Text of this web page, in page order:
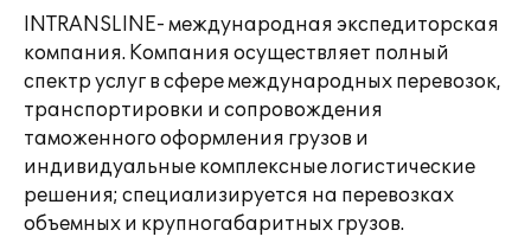
INTRANSLINE- международная экспедиторская
компания. Компания осуществляет полный
спектр услуг в сфере международных перевозок,
транспортировки и сопровождения
таможенного оформления грузов и
индивидуальные комплексные логистические
решения; специализируется на перевозках
объемных и крупногабаритных грузов.